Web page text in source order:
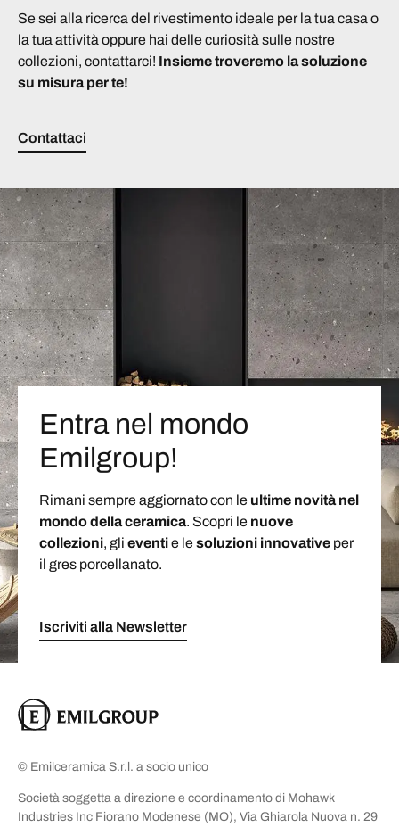
Se sei alla ricerca del rivestimento ideale per la tua casa o
la tua attività oppure hai delle curiosità sulle nostre
collezioni, contattarci! Insieme troveremo la soluzione
su misura per te!
Contattaci
Entra nel mondo
Emilgroup!
Rimani sempre aggiornato con le ultime novità nel
mondo della ceramica. Scopri le nuove
collezioni, gli eventie lesoluzioni innovative per
il gres porcellanato.
Iscriviti alla Newsletter
© Emilceramica S.r.l. a socio unico
Società soggetta a direzione e coordinamento di Mohawk
Industries Inc Fiorano Modenese (MO), Via Ghiarola Nuova n. 29